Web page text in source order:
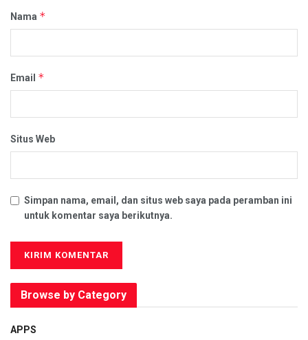
Nama *
Email *
Situs Web
Simpan nama, email, dan situs web saya pada peramban ini
untuk komentar saya berikutnya.
Browse by Category
APPS